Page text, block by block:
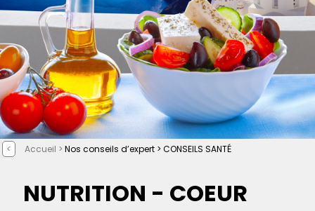
< Accueil > Nos conseils d’expert > CONSEILS SANTÉ
NUTRITION - COEUR